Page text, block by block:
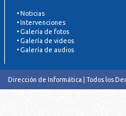
• Noticias
• Intervenciones
• Galería de fotos
• Galería de videos
• Galería de audios
Dirección de Informática | Todos los